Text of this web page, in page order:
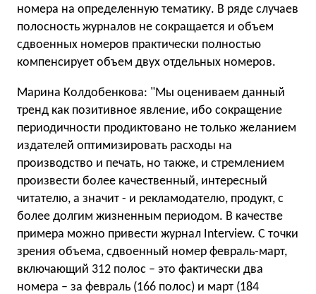
номера на определенную тематику. В ряде случаев
полосность журналов не сокращается и объем
сдвоенных номеров практически полностью
компенсирует объем двух отдельных номеров.
Марина Колдобенкова: "Мы оцениваем данный
тренд как позитивное явление, ибо сокращение
периодичности продиктовано не только желанием
издателей оптимизировать расходы на
производство и печать, но также, и стремлением
произвести более качественный, интересный
читателю, а значит - и рекламодателю, продукт, с
более долгим жизненным периодом. В качестве
примера можно привести журнал Interview. С точки
зрения объема, сдвоенный номер февраль-март,
включающий 312 полос – это фактически два
номера – за февраль (166 полос) и март (184